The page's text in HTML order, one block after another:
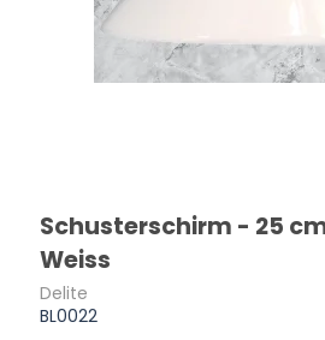
Schusterschirm - 25
Weiss
Delite
BL0022